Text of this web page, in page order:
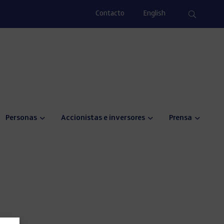
Contacto English
Personas Accionistas e inversores Prensa